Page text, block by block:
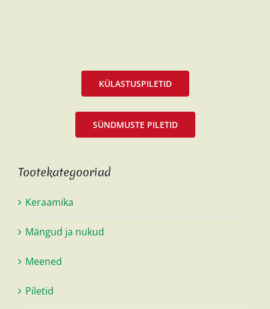
KÜLASTUSPILETID
SÜNDMUSTE PILETID
Tootekategooriad
Keraamika
Mängud ja nukud
Meened
Piletid